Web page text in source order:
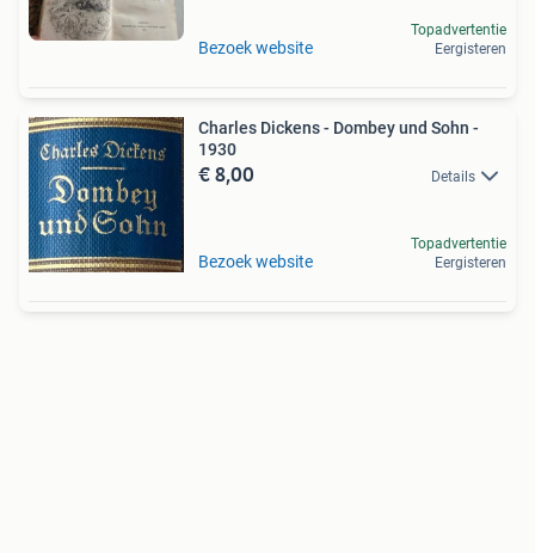
Bezoek website
Topadvertentie
Eergisteren
Charles Dickens - Dombey und Sohn -
1930
€ 8,00 Details
Bezoek website
Topadvertentie
Eergisteren